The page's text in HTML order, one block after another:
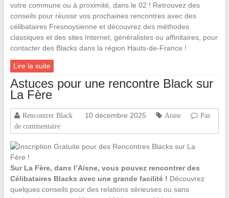
votre commune ou à proximité, dans le 02 ! Retrouvez des
conseils pour réussir vos prochaines rencontres avec des
célibataires Fresnoysienne et découvrez des méthodes
classiques et des sites Internet, généralistes ou affinitaires, pour
contacter des Blacks dans la région Hauts-de-France !
Lire la suite
Astuces pour une rencontre Black sur
La Fère
Rencontrer Black 10 décembre 2025 Aisne
Pas
de commentaire
Sur La Fère, dans l’Aisne, vous pouvez rencontrer des
Célibataires Blacks avec une grande facilité ! Découvrez
quelques conseils pour des relations sérieuses ou sans